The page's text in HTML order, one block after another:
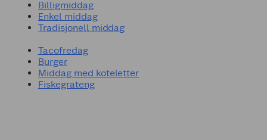
Billigmiddag
Enkel middag
Tradisjonell middag
Tacofredag
Burger
Middag med koteletter
Fiskegrateng